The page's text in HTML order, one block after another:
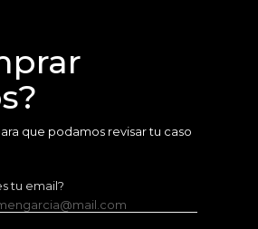
que podamos revisar tu caso
tu email?